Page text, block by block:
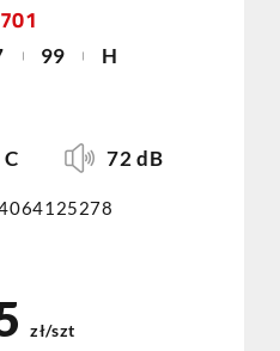
99 H
C 72 dB
zł/szt